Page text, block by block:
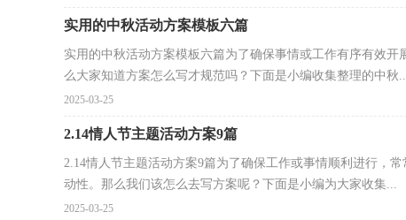
实用的中秋活动方案模板六篇
实用的中秋活动方案模板六篇为了确保事情或工作有序有效
么大家知道方案怎么写才规范吗？下面是小编收集整理的中秋
2025-03-25
2.14情人节主题活动方案9篇
2.14情人节主题活动方案9篇为了确保工作或事情顺利进行，
动性。那么我们该怎么去写方案呢？下面是小编为大家收集...
2025-03-25